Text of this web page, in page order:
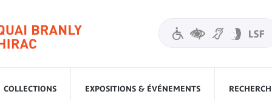
COLLECTIONS EXPOSITIONS & ÉVÉNEMENTS